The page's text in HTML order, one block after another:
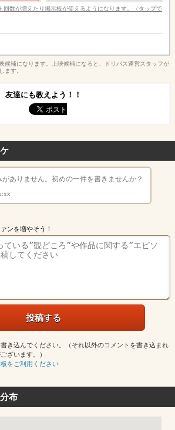
回数が増えたり掲示板が使えるようになります。（タップで
候補になります。上映候補になると、ドリパス運営スタッフが
ます。
友達にも教えよう！！
がありません。初めの一件を書きませんか？
ンを増やそう！
き込んでください。（それ以外のコメントを書き込まれ
ざいます。）
をご利用ください
布